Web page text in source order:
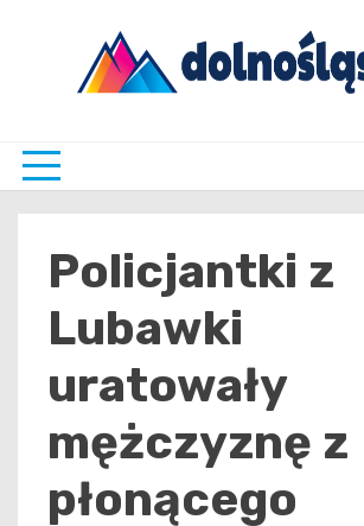
Policjantki z
Lubawki
uratowały
mężczyznę z
płonącego